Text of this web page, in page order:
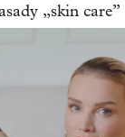
„skin care”